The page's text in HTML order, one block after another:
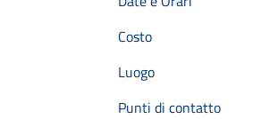
Costo
Luogo
Punti di contatto